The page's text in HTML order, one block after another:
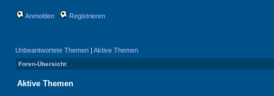
Anmelden Registrieren
Unbeantwortete Themen | Aktive Themen
Foren-Übersicht
Aktive Themen